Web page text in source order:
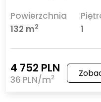
Powierzchnia
132 m2
1
4 752 PLN
36 PLN/m2